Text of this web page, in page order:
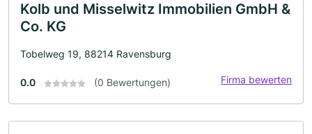
Kolb und Misselwitz Immobilien GmbH &
Co. KG
Tobelweg 19, 88214 Ravensburg
0.0 (0 Bewertungen) Firma bewerten